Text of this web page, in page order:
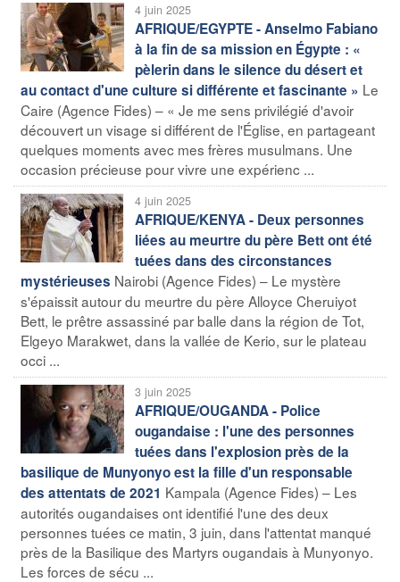
4 juin 2025
AFRIQUE/EGYPTE - Anselmo Fabiano
à la fin de sa mission en Égypte : «
pèlerin dans le silence du désert et
au contact d'une culture si différente et fascinante » Le
Caire (Agence Fides) – « Je me sens privilégié d'avoir
découvert un visage si différent de l'Église, en partageant
quelques moments avec mes frères musulmans. Une
occasion précieuse pour vivre une expérienc ...
4 juin 2025
AFRIQUE/KENYA - Deux personnes
liées au meurtre du père Bett ont été
tuées dans des circonstances
mystérieuses Nairobi (Agence Fides) – Le mystère
s'épaissit autour du meurtre du père Alloyce Cheruiyot
Bett, le prêtre assassiné par balle dans la région de Tot,
Elgeyo Marakwet, dans la vallée de Kerio, sur le plateau
occi ...
3 juin 2025
AFRIQUE/OUGANDA - Police
ougandaise : l'une des personnes
tuées dans l'explosion près de la
basilique de Munyonyo est la fille d'un responsable
des attentats de 2021 Kampala (Agence Fides) – Les
autorités ougandaises ont identifié l'une des deux
personnes tuées ce matin, 3 juin, dans l'attentat manqué
près de la Basilique des Martyrs ougandais à Munyonyo.
Les forces de sécu ...